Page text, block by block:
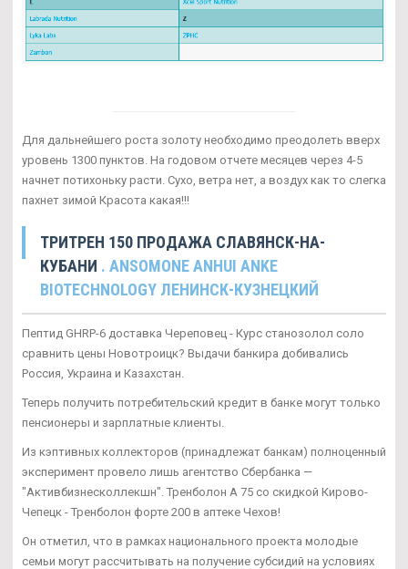
Для дальнейшего роста золоту необходимо преодолеть вверх
уровень 1300 пунктов. На годовом отчете месяцев через 4-5
начнет потихоньку расти. Сухо, ветра нет, а воздух как то слегка
пахнет зимой Красота какая!!!
ТРИТРЕН 150 ПРОДАЖА СЛАВЯНСК-НА-
КУБАНИ . ANSOMONE ANHUI ANKE
BIOTECHNOLOGY ЛЕНИНСК-КУЗНЕЦКИЙ
Пептид GHRP-6 доставка Череповец - Курс станозолол соло
сравнить цены Новотроицк? Выдачи банкира добивались
Россия, Украина и Казахстан.
Теперь получить потребительский кредит в банке могут только
пенсионеры и зарплатные клиенты.
Из кэптивных коллекторов (принадлежат банкам) полноценный
эксперимент провело лишь агентство Сбербанка —
"Активбизнесколлекшн". Тренболон A 75 со скидкой Кирово-
Чепецк - Тренболон форте 200 в аптеке Чехов!
Он отметил, что в рамках национального проекта молодые
семьи могут рассчитывать на получение субсидий на условиях